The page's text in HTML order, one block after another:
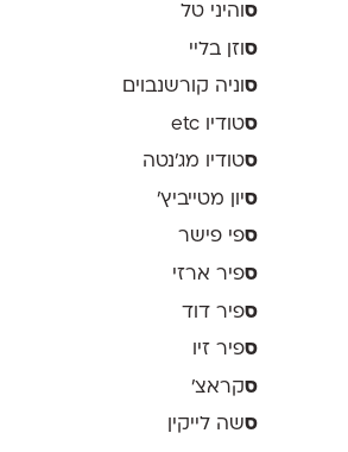
ס והיני טל
סוזן בליי
ס וניה קורשנבוים
סטודיו etc
סטודיו מג'נטה
סיון מטייביץ׳
ספי פישר
ספיר ארזי
ספיר דוד
ספיר זיו
סקראצ׳
סשה לייקין